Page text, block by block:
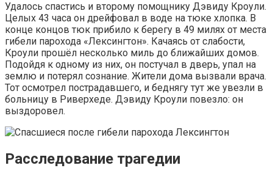
Удалось спастись и второму помощнику Дэвиду Кроули.
Целых 43 часа он дрейфовал в воде на тюке хлопка. В
конце концов тюк прибило к берегу в 49 милях от места
гибели парохода «Лексингтон». Качаясь от слабости,
Кроули прошёл несколько миль до ближайших домов.
Подойдя к одному из них, он постучал в дверь, упал на
землю и потерял сознание. Жители дома вызвали врача.
Тот осмотрел пострадавшего, и беднягу тут же увезли в
больницу в Риверхеде. Дэвиду Кроули повезло: он
выздоровел.
Расследование трагедии